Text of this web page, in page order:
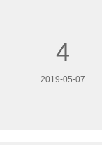
4
2019-05-07